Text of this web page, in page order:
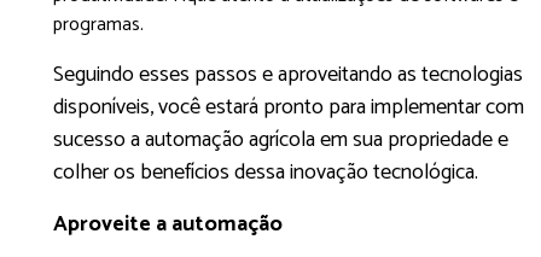
programas.
Seguindo esses passos e aproveitando as tecnologias
disponíveis, você estará pronto para implementar com
sucesso a automação agrícola em sua propriedade e
colher os benefícios dessa inovação tecnológica.
Aproveite a automação